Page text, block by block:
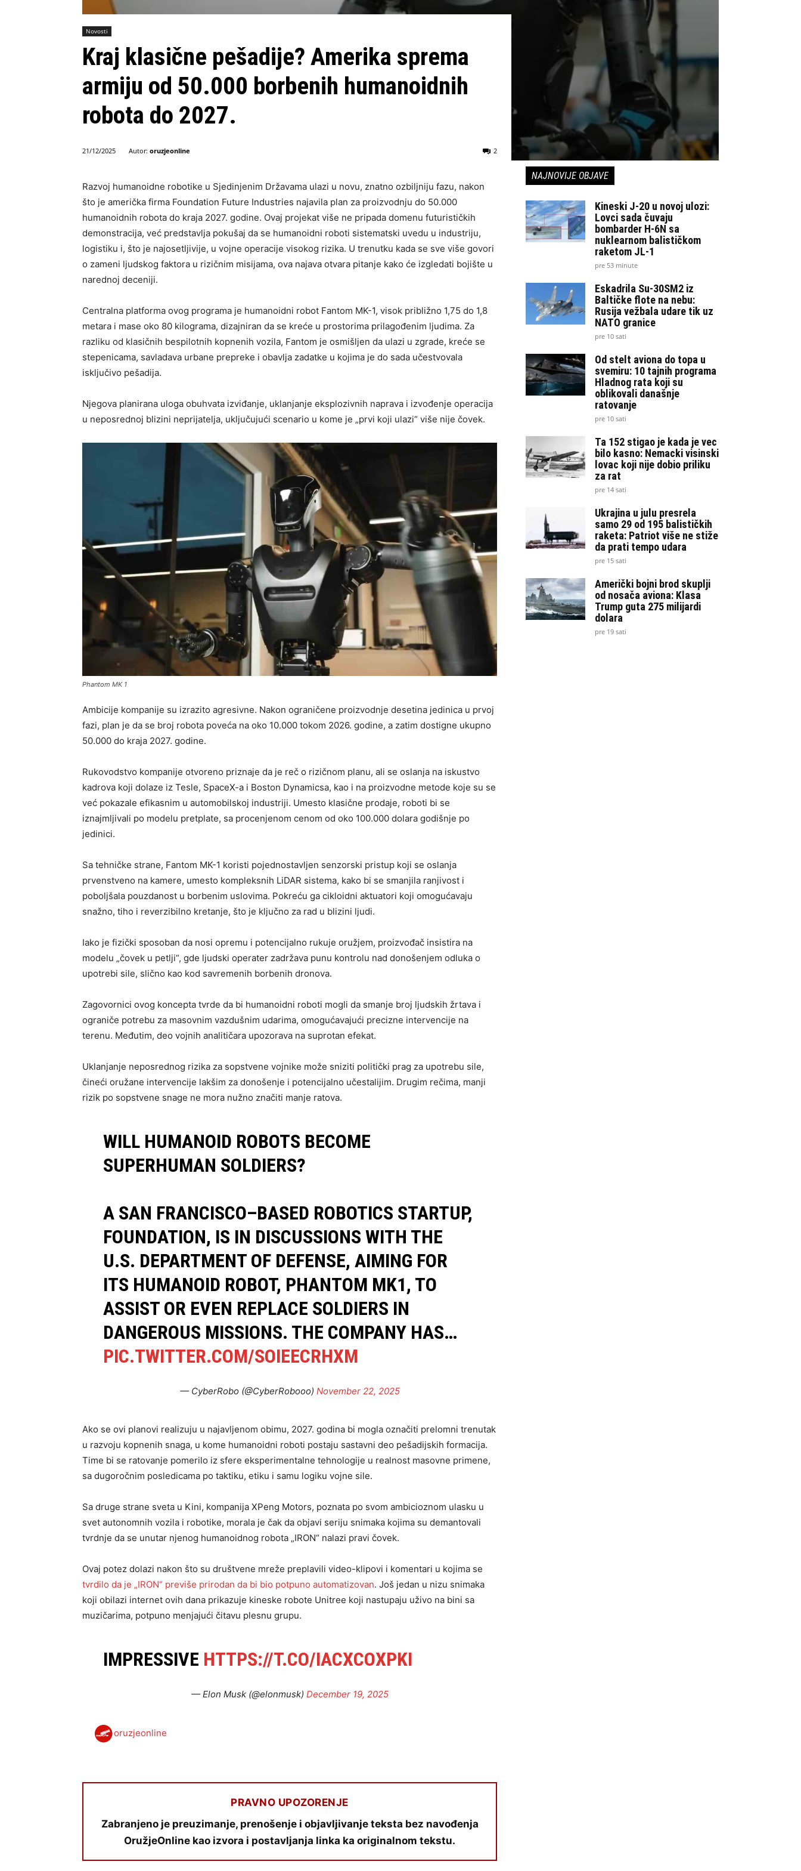
Novosti
Kraj klasične pešadije? Amerika sprema
armiju od 50.000 borbenih humanoidnih
robota do 2027.
21/12/2025 Autor: oruzjeonline 2
Razvoj humanoidne robotike u Sjedinjenim Državama ulazi u novu, znatno ozbiljniju fazu, nakon
što je američka firma Foundation Future Industries najavila plan za proizvodnju do 50.000
humanoidnih robota do kraja 2027. godine. Ovaj projekat više ne pripada domenu futurističkih
demonstracija, već predstavlja pokušaj da se humanoidni roboti sistematski uvedu u industriju,
logistiku i, što je najosetljivije, u vojne operacije visokog rizika. U trenutku kada se sve više govori
o zameni ljudskog faktora u rizičnim misijama, ova najava otvara pitanje kako će izgledati bojište u
narednoj deceniji.
Centralna platforma ovog programa je humanoidni robot Fantom MK-1, visok približno 1,75 do 1,8
metara i mase oko 80 kilograma, dizajniran da se kreće u prostorima prilagođenim ljudima. Za
razliku od klasičnih bespilotnih kopnenih vozila, Fantom je osmišljen da ulazi u zgrade, kreće se
stepenicama, savladava urbane prepreke i obavlja zadatke u kojima je do sada učestvovala
isključivo pešadija.
Njegova planirana uloga obuhvata izviđanje, uklanjanje eksplozivnih naprava i izvođenje operacija
u neposrednoj blizini neprijatelja, uključujući scenario u kome je „prvi koji ulazi“ više nije čovek.
Phantom MK 1
Ambicije kompanije su izrazito agresivne. Nakon ograničene proizvodnje desetina jedinica u prvoj
fazi, plan je da se broj robota poveća na oko 10.000 tokom 2026. godine, a zatim dostigne ukupno
50.000 do kraja 2027. godine.
Rukovodstvo kompanije otvoreno priznaje da je reč o rizičnom planu, ali se oslanja na iskustvo
kadrova koji dolaze iz Tesle, SpaceX-a i Boston Dynamicsa, kao i na proizvodne metode koje su se
već pokazale efikasnim u automobilskoj industriji. Umesto klasične prodaje, roboti bi se
iznajmljivali po modelu pretplate, sa procenjenom cenom od oko 100.000 dolara godišnje po
jedinici.
Sa tehničke strane, Fantom MK-1 koristi pojednostavljen senzorski pristup koji se oslanja
prvenstveno na kamere, umesto kompleksnih LiDAR sistema, kako bi se smanjila ranjivost i
poboljšala pouzdanost u borbenim uslovima. Pokreću ga cikloidni aktuatori koji omogućavaju
snažno, tiho i reverzibilno kretanje, što je ključno za rad u blizini ljudi.
Iako je fizički sposoban da nosi opremu i potencijalno rukuje oružjem, proizvođač insistira na
modelu „čovek u petlji“, gde ljudski operater zadržava punu kontrolu nad donošenjem odluka o
upotrebi sile, slično kao kod savremenih borbenih dronova.
Zagovornici ovog koncepta tvrde da bi humanoidni roboti mogli da smanje broj ljudskih žrtava i
ograniče potrebu za masovnim vazdušnim udarima, omogućavajući precizne intervencije na
terenu. Međutim, deo vojnih analitičara upozorava na suprotan efekat.
Uklanjanje neposrednog rizika za sopstvene vojnike može sniziti politički prag za upotrebu sile,
čineći oružane intervencije lakšim za donošenje i potencijalno učestalijim. Drugim rečima, manji
rizik po sopstvene snage ne mora nužno značiti manje ratova.
WILL HUMANOID ROBOTS BECOME
SUPERHUMAN SOLDIERS?
A SAN FRANCISCO–BASED ROBOTICS STARTUP,
FOUNDATION, IS IN DISCUSSIONS WITH THE
U.S. DEPARTMENT OF DEFENSE, AIMING FOR
ITS HUMANOID ROBOT, PHANTOM MK1, TO
ASSIST OR EVEN REPLACE SOLDIERS IN
DANGEROUS MISSIONS. THE COMPANY HAS…
PIC.TWITTER.COM/SOIEECRHXM
— CyberRobo (@CyberRobooo) November 22, 2025
Ako se ovi planovi realizuju u najavljenom obimu, 2027. godina bi mogla označiti prelomni trenutak
u razvoju kopnenih snaga, u kome humanoidni roboti postaju sastavni deo pešadijskih formacija.
Time bi se ratovanje pomerilo iz sfere eksperimentalne tehnologije u realnost masovne primene,
sa dugoročnim posledicama po taktiku, etiku i samu logiku vojne sile.
Sa druge strane sveta u Kini, kompanija XPeng Motors, poznata po svom ambicioznom ulasku u
svet autonomnih vozila i robotike, morala je čak da objavi seriju snimaka kojima su demantovali
tvrdnje da se unutar njenog humanoidnog robota „IRON“ nalazi pravi čovek.
Ovaj potez dolazi nakon što su društvene mreže preplavili video-klipovi i komentari u kojima se
tvrdilo da je „IRON“ previše prirodan da bi bio potpuno automatizovan. Još jedan u nizu snimaka
koji obilazi internet ovih dana prikazuje kineske robote Unitree koji nastupaju uživo na bini sa
muzičarima, potpuno menjajući čitavu plesnu grupu.
IMPRESSIVE HTTPS://T.CO/IACXCOXPKI
— Elon Musk (@elonmusk) December 19, 2025
oruzjeonline
PRAVNO UPOZORENJE
Zabranjeno je preuzimanje, prenošenje i objavljivanje teksta bez navođenja
OružjeOnline kao izvora i postavljanja linka ka originalnom tekstu.
NAJNOVIJE OBJAVE
Kineski J-20 u novoj ulozi:
Lovci sada čuvaju
bombarder H-6N sa
nuklearnom balističkom
raketom JL-1
pre 53 minute
Eskadrila Su-30SM2 iz
Baltičke flote na nebu:
Rusija vežbala udare tik uz
NATO granice
pre 10 sati
Od stelt aviona do topa u
svemiru: 10 tajnih programa
Hladnog rata koji su
oblikovali današnje
ratovanje
pre 10 sati
Ta 152 stigao je kada je vec
bilo kasno: Nemacki visinski
lovac koji nije dobio priliku
za rat
pre 14 sati
Ukrajina u julu presrela
samo 29 od 195 balističkih
raketa: Patriot više ne stiže
da prati tempo udara
pre 15 sati
Američki bojni brod skuplji
od nosača aviona: Klasa
Trump guta 275 milijardi
dolara
pre 19 sati